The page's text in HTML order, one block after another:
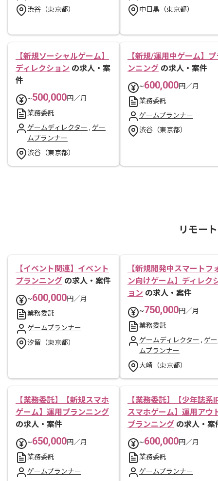
渋谷（東京都）
中目黒（東京都）
【新規ソーシャルゲーム】
ディレクション の求人・案
件
~500,000円／月
業務委託
ゲームディレクター , ゲー
ムプランナー
渋谷（東京都）
【新規/運用中ゲーム】プ
ンニング の求人・案件
~600,000円／月
業務委託
ゲームプランナー
渋谷（東京都）
リモー
【イベント関連】イベント
プランニング の求人・案件
~600,000円／月
業務委託
ゲームプランナー
汐留（東京都）
【新規開発中スマートフ
ン向けゲーム】ディレク
ョン の求人・案件
~750,000円／月
業務委託
ゲームディレクター , ゲー
ムプランナー
大崎（東京都）
【業務委託】【新規スマホ
ゲーム】運用プランニング
の求人・案件
~650,000円／月
業務委託
ゲームプランナー
【業務委託】【少年誌系
スマホゲーム】運用アウ
プランニング の求人・案
~600,000円／月
業務委託
ゲームプランナー